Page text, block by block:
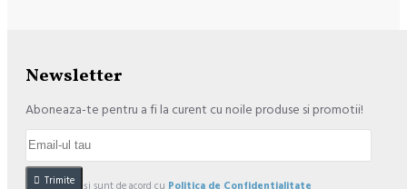
Newsletter
Aboneaza-te pentru a fi la curent cu noile produse si promotii!
Trimite
Am citit şi sunt de acord cu Politica de Confidentialitate